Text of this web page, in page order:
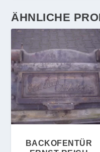
ÄHNLICHE
BACKOFENTÜR